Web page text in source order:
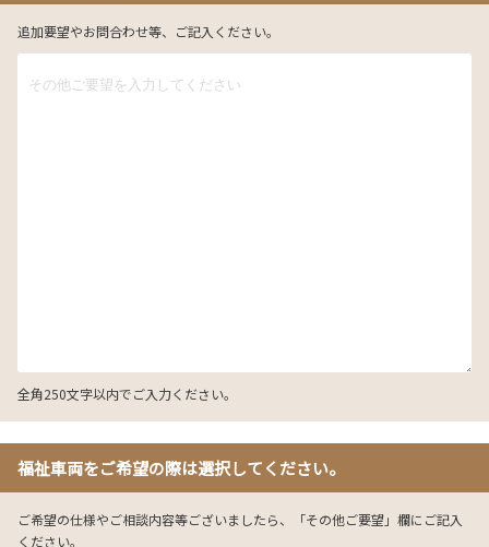
追加要望やお問合わせ等、ご記入ください。
全角250文字以内でご入力ください。
福祉車両をご希望の際は選択してください。
ご希望の仕様やご相談内容等ございましたら、「その他ご要望」欄にご記入
ください。